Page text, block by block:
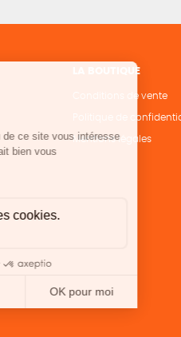
LA BOUTIQUE
Conditions de vente
Politique de
Mentions légales